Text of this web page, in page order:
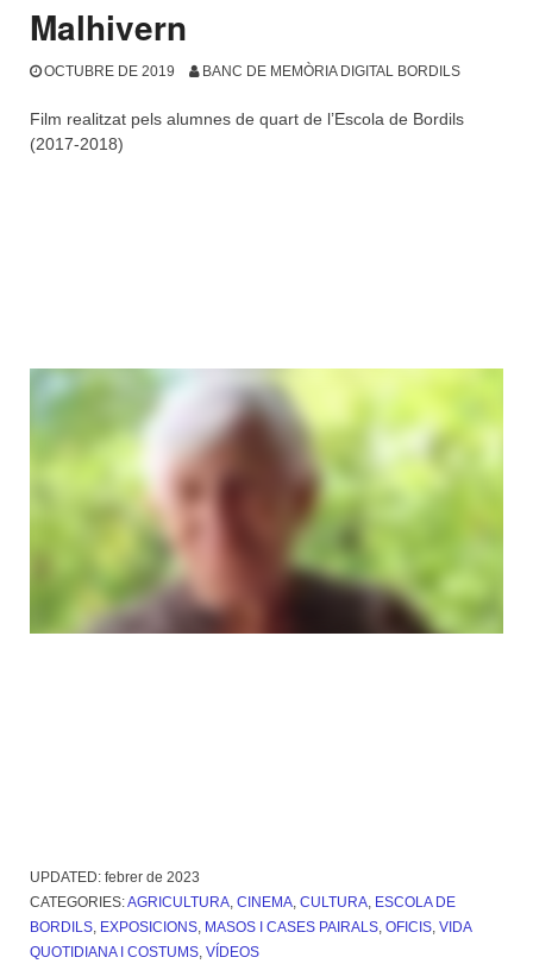
Malhivern
OCTUBRE DE 2019 BANC DE MEMÒRIA DIGITAL BORDILS
Film realitzat pels alumnes de quart de l’Escola de Bordils
(2017-2018)
UPDATED: febrer de 2023
CATEGORIES:AGRICULTURA, CINEMA, CULTURA, ESCOLA DE
BORDILS, EXPOSICIONS, MASOS I CASES PAIRALS, OFICIS, VIDA
QUOTIDIANA I COSTUMS, VÍDEOS